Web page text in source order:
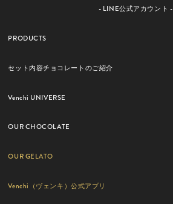
- LINE公式アカウント -
PRODUCTS
セット内容チョコレートのご紹介
Venchi UNIVERSE
OUR CHOCOLATE
OUR GELATO
Venchi（ヴェンキ）公式アプリ